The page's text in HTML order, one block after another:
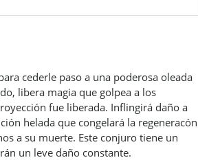
cederle paso a una poderosa oleada
libera magia que golpea a los
fue liberada. Inflingirá daño a
helada que congelará la regeneracón
a su muerte. Este conjuro tiene un
un leve daño constante.